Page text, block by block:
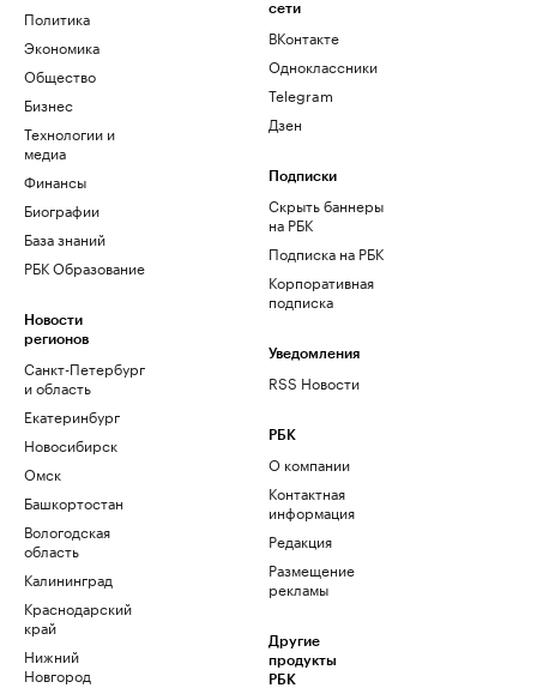
Политика
Экономика
Общество
Бизнес
Технологии и
медиа
Финансы
Биографии
База знаний
РБК Образование
Новости
регионов
Санкт-Петербург
и область
Екатеринбург
Новосибирск
Омск
Башкортостан
Вологодская
область
Калининград
Краснодарский
край
Нижний
Новгород
сети
ВКонтакте
Одноклассники
Telegram
Дзен
Подписки
Скрыть баннеры
на РБК
Подписка на РБК
Корпоративная
подписка
Уведомления
RSS Новости
РБК
О компании
Контактная
информация
Редакция
Размещение
рекламы
Другие
продукты
РБК